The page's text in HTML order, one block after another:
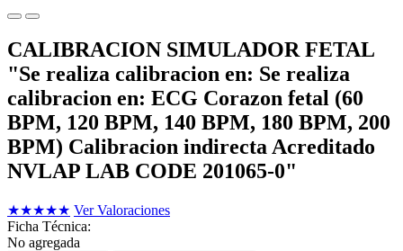
CALIBRACION SIMULADOR FETAL
"Se realiza calibracion en: Se realiza
calibracion en: ECG Corazon fetal (60
BPM, 120 BPM, 140 BPM, 180 BPM, 200
BPM) Calibracion indirecta Acreditado
NVLAP LAB CODE 201065-0"
★★★★★ Ver Valoraciones
Ficha Técnica:
No agregada